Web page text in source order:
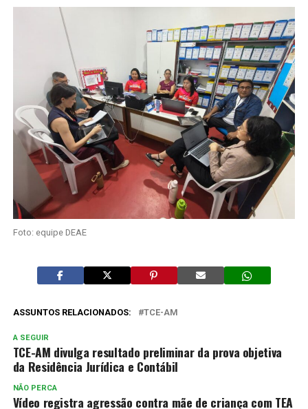
Foto: equipe DEAE
ASSUNTOS RELACIONADOS: TCE-AM
A SEGUIR
TCE-AM divulga resultado preliminar da prova objetiva
da Residência Jurídica e Contábil
NÃO PERCA
Vídeo registra agressão contra mãe de criança com TEA